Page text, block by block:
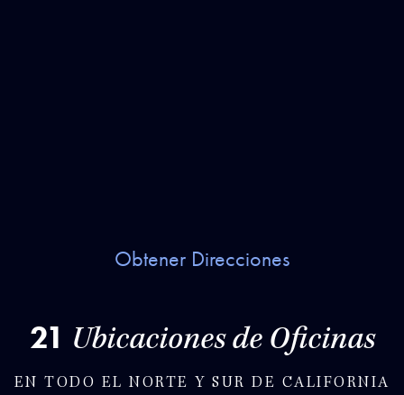
Obtener Direcciones
21 Ubicaciones de Oficinas
EN TODO EL NORTE Y SUR DE CALIFORNIA